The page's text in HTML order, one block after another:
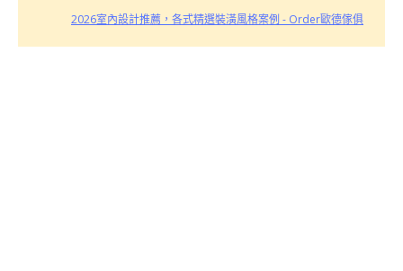
2026室內設計推薦，各式精選裝潢風格案例 - Order歐德傢俱